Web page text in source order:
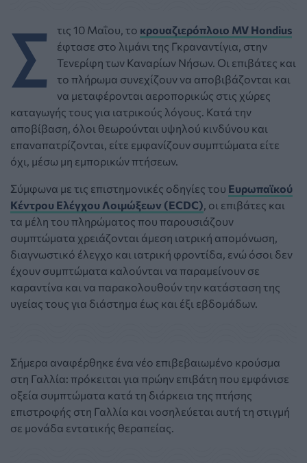
Σ τις 10 Μαΐου, το κρουαζιερόπλοιο MV Hondius
έφτασε στο λιμάνι της Γκραναντίγια, στην
Τενερίφη των Καναρίων Νήσων. Οι επιβάτες και
το πλήρωμα συνεχίζουν να αποβιβάζονται και
να μεταφέρονται αεροπορικώς στις χώρες
καταγωγής τους για ιατρικούς λόγους. Κατά την
αποβίβαση, όλοι θεωρούνται υψηλού κινδύνου και
επαναπατρίζονται, είτε εμφανίζουν συμπτώματα είτε
όχι, μέσω μη εμπορικών πτήσεων.
Σύμφωνα με τις επιστημονικές οδηγίες του Ευρωπαϊκού
Κέντρου Ελέγχου Λοιμώξεων (ECDC) , οι επιβάτες και
τα μέλη του πληρώματος που παρουσιάζουν
συμπτώματα χρειάζονται άμεση ιατρική απομόνωση,
διαγνωστικό έλεγχο και ιατρική φροντίδα, ενώ όσοι δεν
έχουν συμπτώματα καλούνται να παραμείνουν σε
καραντίνα και να παρακολουθούν την κατάσταση της
υγείας τους για διάστημα έως και έξι εβδομάδων.
Σήμερα αναφέρθηκε ένα νέο επιβεβαιωμένο κρούσμα
στη Γαλλία: πρόκειται για πρώην επιβάτη που εμφάνισε
οξεία συμπτώματα κατά τη διάρκεια της πτήσης
επιστροφής στη Γαλλία και νοσηλεύεται αυτή τη στιγμή
σε μονάδα εντατικής θεραπείας.